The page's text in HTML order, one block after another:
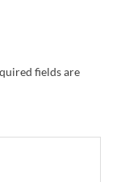
fields are